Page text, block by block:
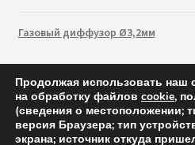
Газовый диффузор Ø3,2мм
Продолжая использовать наш
на обработку файлов cookie,
(сведения о местоположении;
версия Браузера; тип
экрана; источник откуда